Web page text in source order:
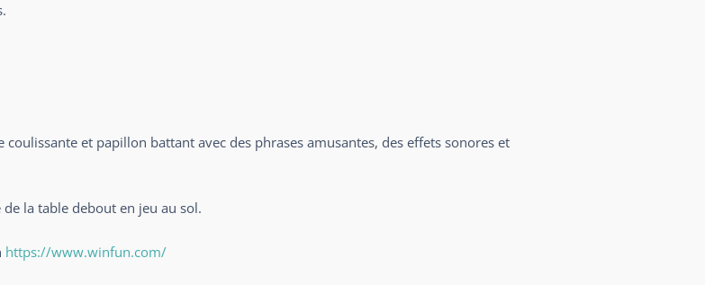
et papillon battant avec des phrases amusantes, des effets sonores et
la table debout en jeu au sol.
https://www.winfun.com/